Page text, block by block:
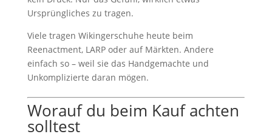
Ursprüngliches zu tragen.
Viele tragen Wikingerschuhe heute beim
Reenactment, LARP oder auf Märkten. Andere
einfach so – weil sie das Handgemachte und
Unkomplizierte daran mögen.
Worauf du beim Kauf achten
solltest